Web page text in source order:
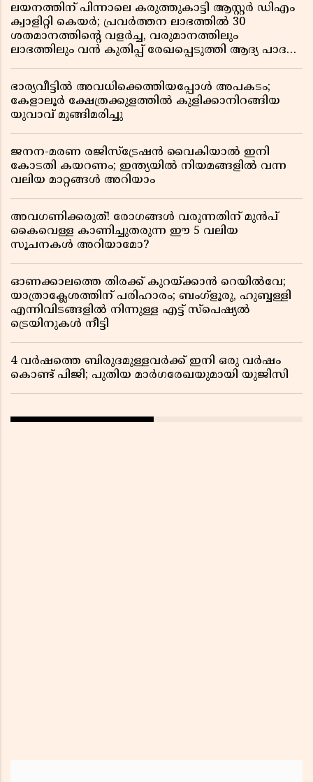
ലയനത്തിന് പിന്നാലെ കരുത്തുകാട്ടി ആസ്റ്റർ ഡിഎം
ക്വാളിറ്റി കെയർ; പ്രവർത്തന ലാഭത്തിൽ 30
ശതമാനത്തിൻ്റെ വളർച്ച, വരുമാനത്തിലും
ലാഭത്തിലും വൻ കുതിപ്പ് രേഖപ്പെടുത്തി ആദ്യ പാദ
ഭാര്യവീട്ടിൽ അവധിക്കെത്തിയപ്പോൾ അപകടം;
കേളാലൂർ ക്ഷേത്രക്കുളത്തിൽ കുളിക്കാനിറങ്ങിയ
യുവാവ് മുങ്ങിമരിച്ചു
ജനന-മരണ രജിസ്ട്രേഷൻ വൈകിയാൽ ഇനി
കോടതി കയറണം; ഇന്ത്യയിൽ നിയമങ്ങളിൽ വന്ന
വലിയ മാറ്റങ്ങൾ അറിയാം
അവഗണിക്കരുത്! രോഗങ്ങൾ വരുന്നതിന് മുൻപ്
കൈവെള്ള കാണിച്ചുതരുന്ന ഈ 5 വലിയ
സൂചനകൾ അറിയാമോ?
ഓണക്കാലത്തെ തിരക്ക് കുറയ്ക്കാൻ റെയിൽവേ;
യാത്രാക്ലേശത്തിന് പരിഹാരം; ബംഗ്ളൂരു, ഹുബ്ബള്ളി
എന്നിവിടങ്ങളിൽ നിന്നുള്ള എട്ട് സ്പെഷ്യൽ
ട്രെയിനുകൾ നീട്ടി
4 വർഷത്തെ ബിരുദമുള്ളവർക്ക് ഇനി ഒരു വർഷം
കൊണ്ട് പിജി; പുതിയ മാർഗരേഖയുമായി യുജിസി